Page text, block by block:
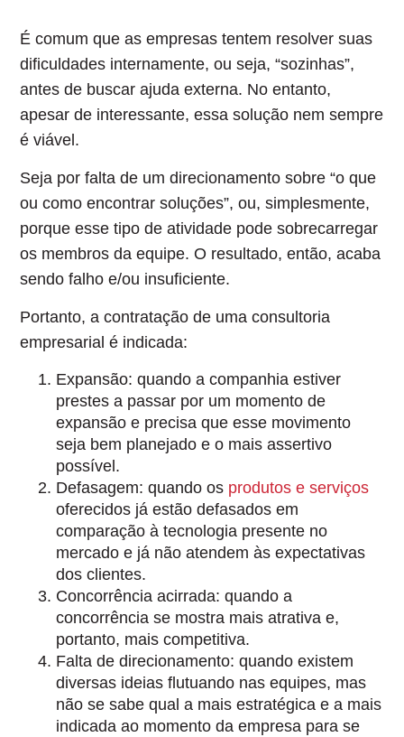
É comum que as empresas tentem resolver suas
dificuldades internamente, ou seja, “sozinhas”,
antes de buscar ajuda externa. No entanto,
apesar de interessante, essa solução nem sempre
é viável.
Seja por falta de um direcionamento sobre “o que
ou como encontrar soluções”, ou, simplesmente,
porque esse tipo de atividade pode sobrecarregar
os membros da equipe. O resultado, então, acaba
sendo falho e/ou insuficiente.
Portanto, acontratação de uma consultoria
empresarial é indicada:
Expansão: quando a companhia estiver
prestes a passar por um momento de
expansão e precisa que esse movimento
seja bem planejado e o mais assertivo
possível.
Defasagem:quando os produtos e serviços
oferecidos já estão defasados em
comparação à tecnologia presente no
mercado e já não atendem às expectativas
dos clientes.
Concorrência acirrada: quando a
concorrência se mostra mais atrativa e,
portanto, mais competitiva.
Falta de direcionamento:quando existem
diversas ideias flutuando nas equipes, mas
não se sabe qual a mais estratégica e a mais
indicada ao momento da empresa para se